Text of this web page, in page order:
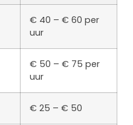
€ 40 – € 60 per
uur
€ 50 – € 75 per
uur
€ 25 – € 50